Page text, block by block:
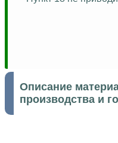
Описание
производства и